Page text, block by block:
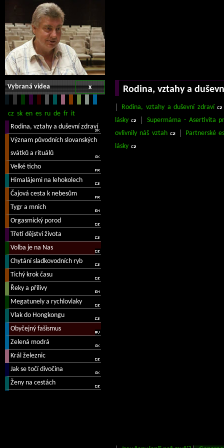
x
Vybraná videa Rodina, vztahy a
Rodina, vztahy a duševní zdraví
lásky
Supermáma - Asertivita
ovlivnily náš vztah
Partnerské
lásky